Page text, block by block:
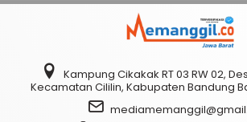
Kampung Cikakak RT 03 RW 02,
Kecamatan Cililin, Kabupaten Bandung